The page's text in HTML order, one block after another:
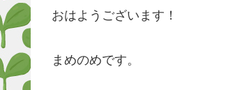
おはようございます！
まめのめです。